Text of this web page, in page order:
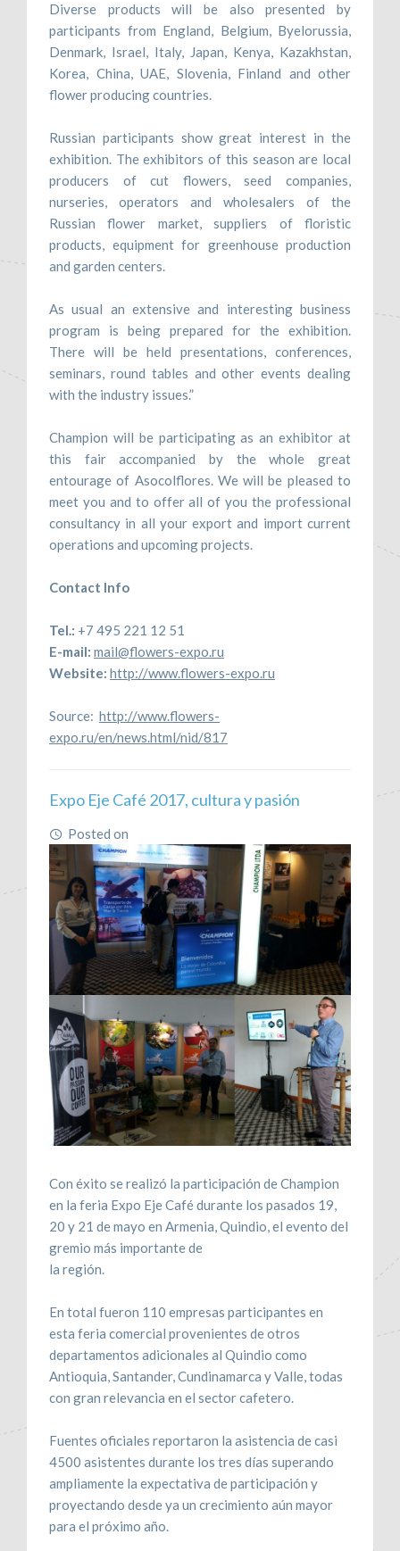
Diverse products will be also presented by
participants from England, Belgium, Byelorussia,
Denmark, Israel, Italy, Japan, Kenya, Kazakhstan,
Korea, China, UAE, Slovenia, Finland and other
flower producing countries.
Russian participants show great interest in the
exhibition. The exhibitors of this season are local
producers of cut flowers, seed companies,
nurseries, operators and wholesalers of the
Russian flower market, suppliers of floristic
products, equipment for greenhouse production
and garden centers.
As usual an extensive and interesting business
program is being prepared for the exhibition.
There will be held presentations, conferences,
seminars, round tables and other events dealing
with the industry issues.”
Champion will be participating as an exhibitor at
this fair accompanied by the whole great
entourage of Asocolflores. We will be pleased to
meet you and to offer all of you the professional
consultancy in all your export and import current
operations and upcoming projects.
Contact Info
Tel.: +7 495 221 12 51
E-mail: mail@flowers-expo.ru
Website: http://www.flowers-expo.ru
Source: http://www.flowers-
expo.ru/en/news.html/nid/817
Expo Eje Café 2017, cultura y pasión
Posted on
Con éxito se realizó la participación de Champion
en la feria Expo Eje Café durante los pasados 19,
20 y 21 de mayo en Armenia, Quindio, el evento del
gremio más importante de
la región.
En total fueron 110 empresas participantes en
esta feria comercial provenientes de otros
departamentos adicionales al Quindio como
Antioquia, Santander, Cundinamarca y Valle, todas
con gran relevancia en el sector cafetero.
Fuentes oficiales reportaron la asistencia de casi
4500 asistentes durante los tres días superando
ampliamente la expectativa de participación y
proyectando desde ya un crecimiento aún mayor
para el próximo año.